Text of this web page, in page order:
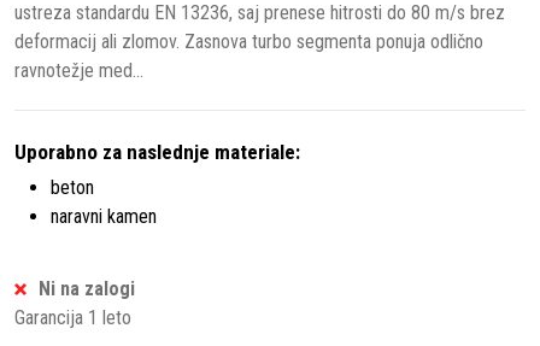
ustreza standardu EN 13236, saj prenese hitrosti do 80 m/s brez
deformacij ali zlomov. Zasnova turbo segmenta ponuja odlično
ravnotežje med...
Uporabno za naslednje materiale:
beton
naravni kamen
Ni na zalogi
Garancija 1 leto